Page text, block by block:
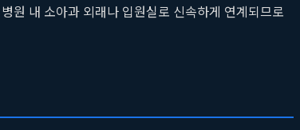
원 내 소아과 외래나 입원실로 신속하게 연계되므로